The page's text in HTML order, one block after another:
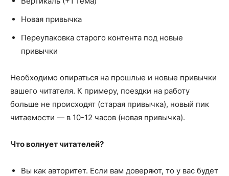
Новая привычка
Переупаковка старого контента под новые
привычки
Необходимо опираться на прошлые и новые привычки
вашего читателя. К примеру, поездки на работу
больше не происходят (старая привычка), новый пик
читаемости — в 10-12 часов (новая привычка).
Что волнует читателей?
Вы как авторитет. Если вам доверяют, то у вас будет